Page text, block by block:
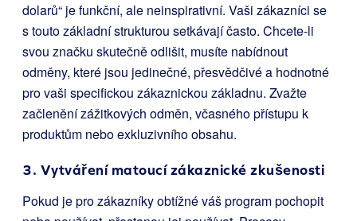
dolarů“ je funkční, ale neinspirativní. Vaši zákazníci se
s touto základní strukturou setkávají často. Chcete-li
svou značku skutečně odlišit, musíte nabídnout
odměny, které jsou jedinečné, přesvědčivé a hodnotné
pro vaši specifickou zákaznickou základnu. Zvažte
začlenění zážitkových odměn, včasného přístupu k
produktům nebo exkluzivního obsahu.
3. Vytváření matoucí zákaznické zkušenosti
Pokud je pro zákazníky obtížné váš program pochopit